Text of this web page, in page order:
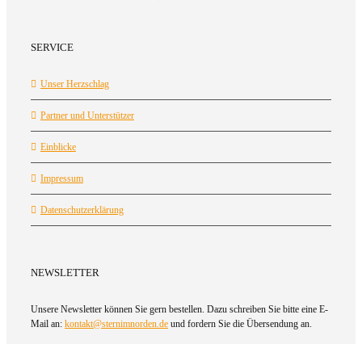
SERVICE
Unser Herzschlag
Partner und Unterstützer
Einblicke
Impressum
Datenschutzerklärung
NEWSLETTER
Unsere Newsletter können Sie gern bestellen. Dazu schreiben Sie bitte eine E-
Mail an: kontakt@sternimnorden.de und fordern Sie die Übersendung an.